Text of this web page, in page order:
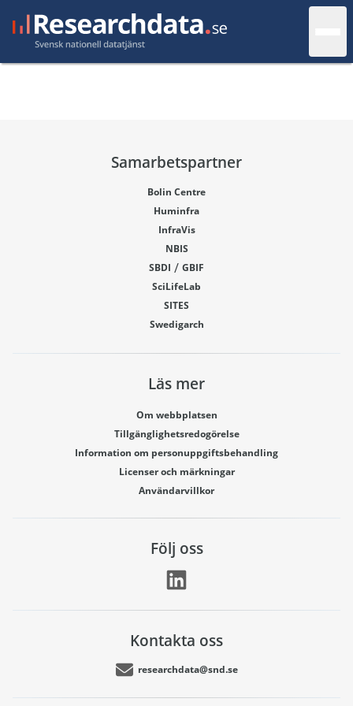
Samarbetspartner
Bolin Centre
Huminfra
InfraVis
NBIS
SBDI / GBIF
SciLifeLab
SITES
Swedigarch
Läs mer
Om webbplatsen
Tillgänglighetsredogörelse
Information om personuppgiftsbehandling
Licenser och märkningar
Användarvillkor
Följ oss
Kontakta oss
researchdata@snd.se